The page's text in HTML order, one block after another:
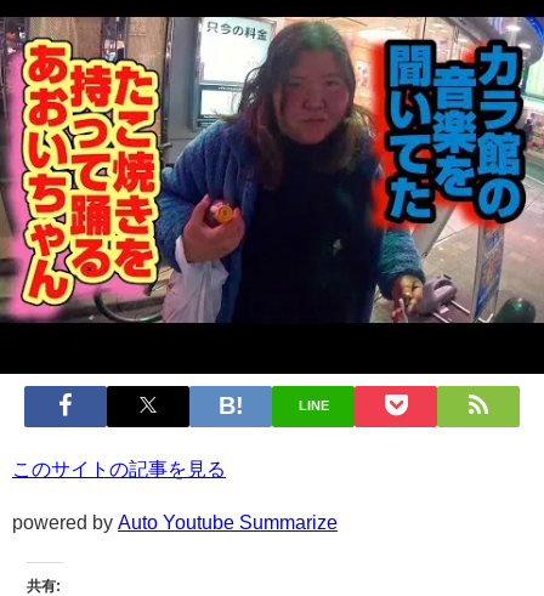
LINE
このサイトの記事を見る
powered by Auto Youtube Summarize
共有: